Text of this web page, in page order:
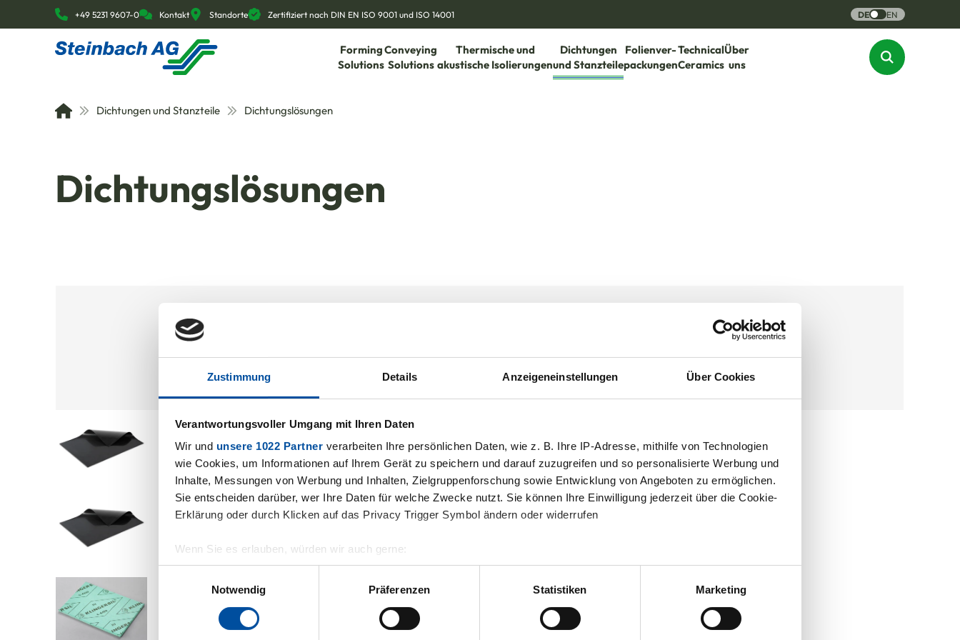
Zustimmung Details Anzeigeneinstellungen Über Cookies
Verantwortungsvoller Umgang mit Ihren Daten
Wir und unsere 1022 Partner verarbeiten Ihre persönlichen Daten, wie z. B. Ihre IP-Adresse, mithilfe von Technologien
wie Cookies, um Informationen auf Ihrem Gerät zu speichern und darauf zuzugreifen und so personalisierte Werbung und
Inhalte, Messungen von Werbung und Inhalten, Zielgruppenforschung sowie Entwicklung von Angeboten zu ermöglichen.
Sie entscheiden darüber, wer Ihre Daten für welche Zwecke nutzt. Sie können Ihre Einwilligung jederzeit über die Cookie-
Erklärung oder durch Klicken auf das Privacy Trigger Symbol ändern oder widerrufen
Wenn Sie es erlauben, würden wir auch gerne:
Informationen über Ihre geografische Lage erfassen, welche bis auf einige Meter genau sein können
Ihr Gerät durch aktives Scannen nach bestimmten Merkmalen (Fingerprinting) identifizieren
Erfahren Sie mehr darüber, wie Ihre persönlichen Daten verarbeitet werden, und legen Sie Ihre Präferenzen im
Abschnitt Einzelheiten
Notwendig
Präferenzen Statistiken Marketing
+49 5231 9607-0 Kontakt Standorte Zertifiziert nach DIN EN ISO 9001 und ISO 14001 DE EN
Forming
Solutions
Conveying
Solutions
Thermische und
akustische Isolierungen
Dichtungen
und Stanzteile
Folienver-
packungen
Technical
Ceramics
Über
uns
Dichtungen und Stanzteile Dichtungslösungen
Dichtungslösungen